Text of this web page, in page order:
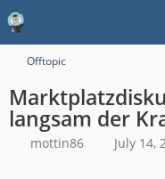
Offtopic
langsam der
mottin86 July 14,